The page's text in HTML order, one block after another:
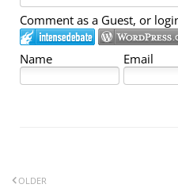
Comment as a Guest, or
Name Email
OLDER